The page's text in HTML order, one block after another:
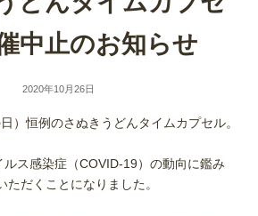
中止のお知らせ
2020年10月26日
）恒例のさぬきうどんタイムカプセル。
ス感染症（COVID-19）の動向に鑑み
だくことになりました。